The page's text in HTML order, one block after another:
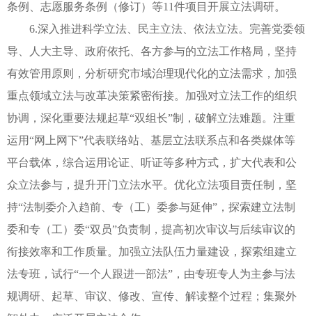
条例、志愿服务条例（修订）等11件项目开展立法调研。
6.深入推进科学立法、民主立法、依法立法。完善党委领
导、人大主导、政府依托、各方参与的立法工作格局，坚持
有效管用原则，分析研究市域治理现代化的立法需求，加强
重点领域立法与改革决策紧密衔接。加强对立法工作的组织
协调，深化重要法规起草“双组长”制，破解立法难题。注重
运用“网上网下”代表联络站、基层立法联系点和各类媒体等
平台载体，综合运用论证、听证等多种方式，扩大代表和公
众立法参与，提升开门立法水平。优化立法项目责任制，坚
持“法制委介入趋前、专（工）委参与延伸”，探索建立法制
委和专（工）委“双员”负责制，提高初次审议与后续审议的
衔接效率和工作质量。加强立法队伍力量建设，探索组建立
法专班，试行“一个人跟进一部法”，由专班专人为主参与法
规调研、起草、审议、修改、宣传、解读整个过程；集聚外